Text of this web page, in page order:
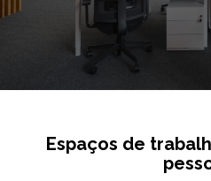
Espaços de